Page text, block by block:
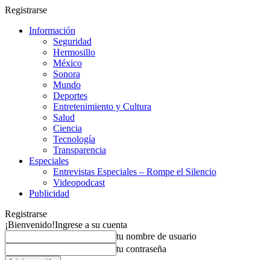
Registrarse
Información
Seguridad
Hermosillo
México
Sonora
Mundo
Deportes
Entretenimiento y Cultura
Salud
Ciencia
Tecnología
Transparencia
Especiales
Entrevistas Especiales – Rompe el Silencio
Videopodcast
Publicidad
Registrarse
¡Bienvenido!Ingrese a su cuenta
tu nombre de usuario
tu contraseña